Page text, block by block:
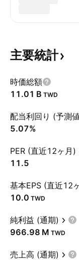
主要統計
時価総額
‪11.01 B‬ TWD
配当利回り (予測
5.07%
PER (直近12ヶ月)
11.5
基本EPS (直近12
10.0 TWD
純利益 (通期)
‪966.98 M‬ TWD
売上高 (通期)